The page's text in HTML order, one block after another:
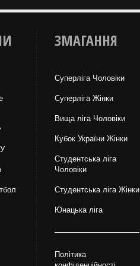
ЗМАГАННЯ
Суперліга Чоловіки
Суперліга Жінки
Вища лiга Чоловіки
Кубок України Жінки
Студентська ліга
Чоловiки
Студентська ліга Жінки
Юнацька ліга
Політика